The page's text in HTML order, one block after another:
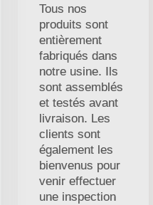
Tous nos
produits sont
entièrement
fabriqués dans
notre usine. Ils
sont assemblés
et testés avant
livraison. Les
clients sont
également les
bienvenus pour
venir effectuer
une inspection